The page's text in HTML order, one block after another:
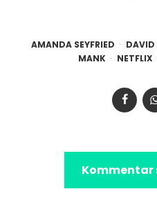
AMANDA SEYFRIED DAVID
MANK
NETFLIX
Kommentar